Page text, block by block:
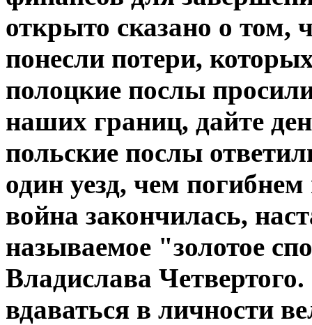
открыто сказано о том,
понесли потери,
полоцкие послы
наших границ, дайте
польские послы
один уезд, чем
война закончилась,
называемое "золотое
Владислава
вдаваться в личности